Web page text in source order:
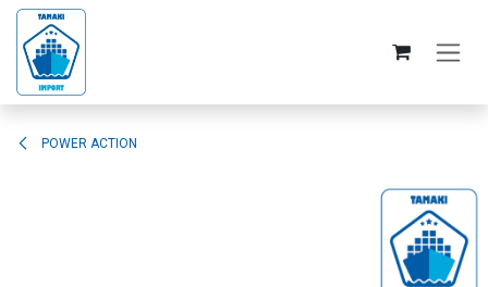
Se rendre au contenu
POWER ACTION